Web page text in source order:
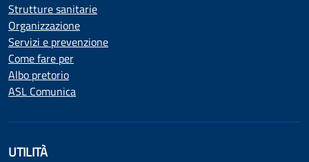
Strutture sanitarie
Organizzazione
Servizi e prevenzione
Come fare per
Albo pretorio
ASL Comunica
UTILITÀ